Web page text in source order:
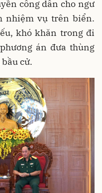
công dân cho ngư
nhiệm vụ trên biển.
khó khăn trong đi
án đưa thùng
cử.